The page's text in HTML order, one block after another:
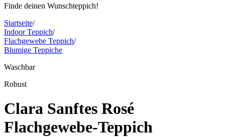
Finde deinen Wunschteppich!
Startseite/
Indoor Teppich/
Flachgewebe Teppich/
Blumige Teppiche
Waschbar
Robust
Clara Sanftes Rosé
Flachgewebe-Teppich